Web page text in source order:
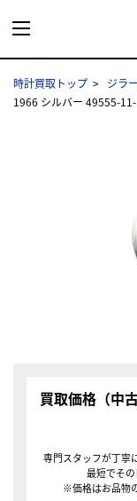
時計買取トップ ジラ
1966 シルバー 49555-
買取価格（中
専門スタッフが丁寧
最短でその
※価格はお品物